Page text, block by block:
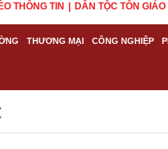
THÔNG TIN DÂN TỘC TÔN GIÁO
THƯƠNG MẠI CÔNG NGHIỆP